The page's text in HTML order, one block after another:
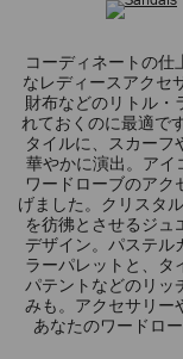
コーディネートの仕
なレディースアクセ
財布などのリトル・
れておくのに最適で
タイルに、スカーフ
華やかに演出。アイ
ワードローブのアク
げました。クリスタ
を彷彿とさせるジュ
デザイン。パステル
ラーパレットと、タ
パテントなどのリッ
みも。アクセサリー
あなたのワードロ